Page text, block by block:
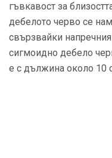
гъвкавост за
дебелото черво се
свързвайки
сигмоидно дебело
е с дължина около 10